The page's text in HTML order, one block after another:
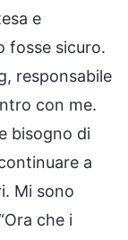
e
fosse sicuro.
responsabile
con me.
bisogno di
a
Mi sono
che i